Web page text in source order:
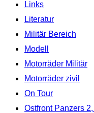
Links
Literatur
Militär Bereich
Modell
Motorräder Militär
Motorräder zivil
On Tour
Ostfront Panzers